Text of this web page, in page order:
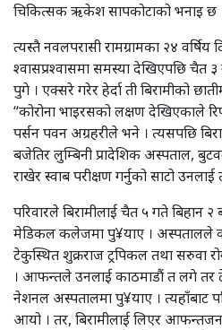
चिकित्सक ऋकेश सापकोटाको भनाइ छ
त्यस्तै नवलपरासी रामग्रामका २४
श्वासप्रश्वासमा समस्या देखिएपछि चैत ३
पुगे । एक्सरे गरेर हेर्दा ती बिरामीको
“कोरोना भाइरसको लक्षण देखिएकाले
पर्सन पवन अग्रहरीले भने । त्यसपछि
बजेतिर लुम्बिनी प्रादेशिक अस्पताल,
राखेर स्वाब परीक्षण गर्नुको साटो उनलाई
परिवारले बिरामीलाई चैत ५ गते बिहान
मेडिकल कलेजमा पु¥याए । अस्पतालले
टेकुस्थित शुक्रराज ट्रपिकल तथा सरुवा
। आफन्तले उनलाई काठमाडौं त लगे तर
नेशनल अस्पतालमा पु¥याए ।
आयो । तर, बिरामीलाई लिएर आफन्तजन